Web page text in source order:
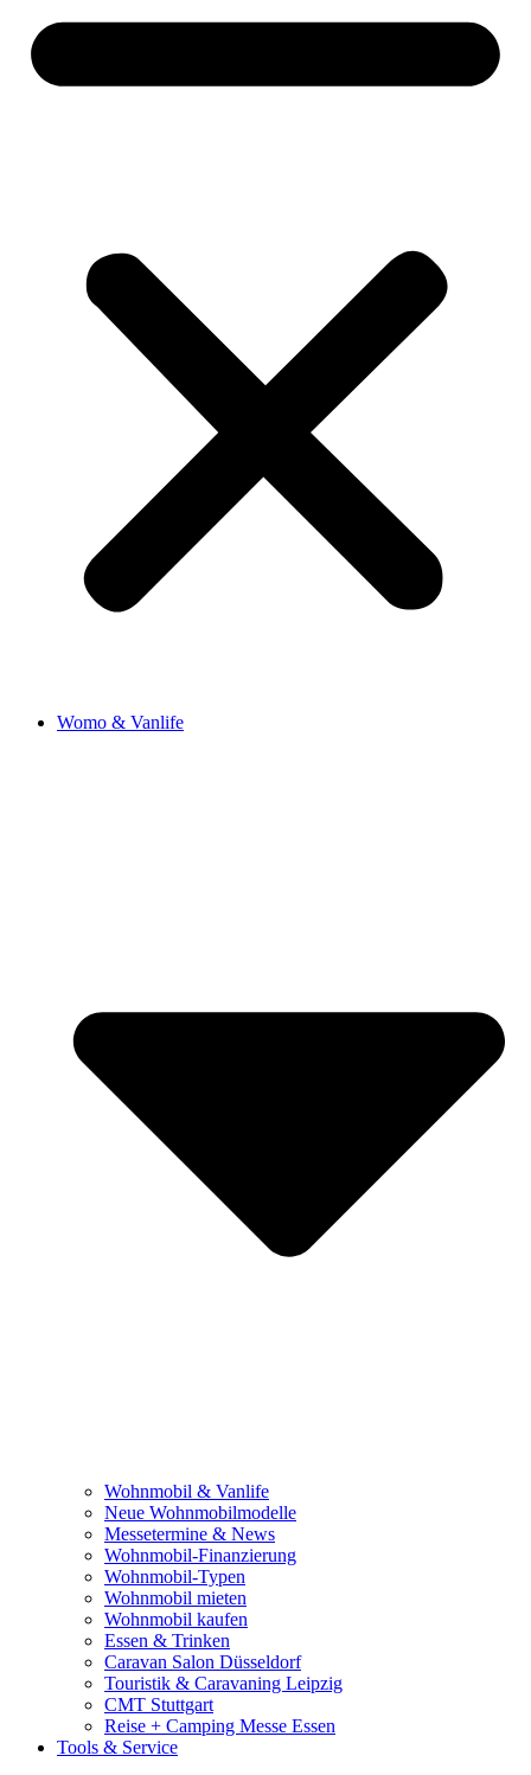
Womo & Vanlife
Wohnmobil & Vanlife
Neue Wohnmobilmodelle
Messetermine & News
Wohnmobil-Finanzierung
Wohnmobil-Typen
Wohnmobil mieten
Wohnmobil kaufen
Essen & Trinken
Caravan Salon Düsseldorf
Touristik & Caravaning Leipzig
CMT Stuttgart
Reise + Camping Messe Essen
Tools & Service